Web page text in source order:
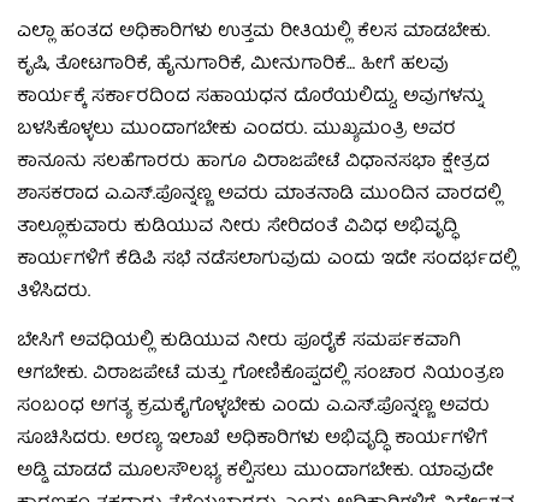
ಎಲ್ಲಾ ಹಂತದ ಅಧಿಕಾರಿಗಳು ಉತ್ತಮ ರೀತಿಯಲ್ಲಿ ಕೆಲಸ ಮಾಡಬೇಕು.
ಕೃಷಿ, ತೋಟಗಾರಿಕೆ, ಹೈನುಗಾರಿಕೆ, ಮೀನುಗಾರಿಕೆ… ಹೀಗೆ ಹಲವು
ಕಾರ್ಯಕ್ಕೆ ಸರ್ಕಾರದಿಂದ ಸಹಾಯಧನ ದೊರೆಯಲಿದ್ದು, ಅವುಗಳನ್ನು
ಬಳಸಿಕೊಳ್ಳಲು ಮುಂದಾಗಬೇಕು ಎಂದರು. ಮುಖ್ಯಮಂತ್ರಿ ಅವರ
ಕಾನೂನು ಸಲಹೆಗಾರರು ಹಾಗೂ ವಿರಾಜಪೇಟೆ ವಿಧಾನಸಭಾ ಕ್ಷೇತ್ರದ
ಶಾಸಕರಾದ ಎ.ಎಸ್.ಪೊನ್ನಣ್ಣ ಅವರು ಮಾತನಾಡಿ ಮುಂದಿನ ವಾರದಲ್ಲಿ
ತಾಲ್ಲೂಕುವಾರು ಕುಡಿಯುವ ನೀರು ಸೇರಿದಂತೆ ವಿವಿಧ ಅಭಿವೃದ್ಧಿ
ಕಾರ್ಯಗಳಿಗೆ ಕೆಡಿಪಿ ಸಭೆ ನಡೆಸಲಾಗುವುದು ಎಂದು ಇದೇ ಸಂದರ್ಭದಲ್ಲಿ
ತಿಳಿಸಿದರು.
ಬೇಸಿಗೆ ಅವಧಿಯಲ್ಲಿ ಕುಡಿಯುವ ನೀರು ಪೂರೈಕೆ ಸಮರ್ಪಕವಾಗಿ
ಆಗಬೇಕು. ವಿರಾಜಪೇಟೆ ಮತ್ತು ಗೋಣಿಕೊಪ್ಪದಲ್ಲಿ ಸಂಚಾರ ನಿಯಂತ್ರಣ
ಸಂಬಂಧ ಅಗತ್ಯ ಕ್ರಮಕೈಗೊಳ್ಳಬೇಕು ಎಂದು ಎ.ಎಸ್.ಪೊನ್ನಣ್ಣ ಅವರು
ಸೂಚಿಸಿದರು. ಅರಣ್ಯ ಇಲಾಖೆ ಅಧಿಕಾರಿಗಳು ಅಭಿವೃದ್ಧಿ ಕಾರ್ಯಗಳಿಗೆ
ಅಡ್ಡಿ ಮಾಡದೆ ಮೂಲಸೌಲಭ್ಯ ಕಲ್ಪಿಸಲು ಮುಂದಾಗಬೇಕು. ಯಾವುದೇ